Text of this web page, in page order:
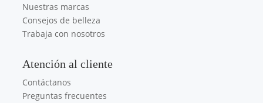
Nuestras marcas
Consejos de belleza
Trabaja con nosotros
Atención al cliente
Contáctanos
Preguntas frecuentes